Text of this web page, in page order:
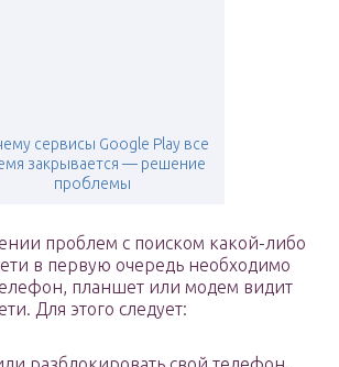
сервисы Google Play все
закрывается — решение
проблемы
проблем с поиском какой-либо
в первую очередь необходимо
планшет или модем видит
Для этого следует: